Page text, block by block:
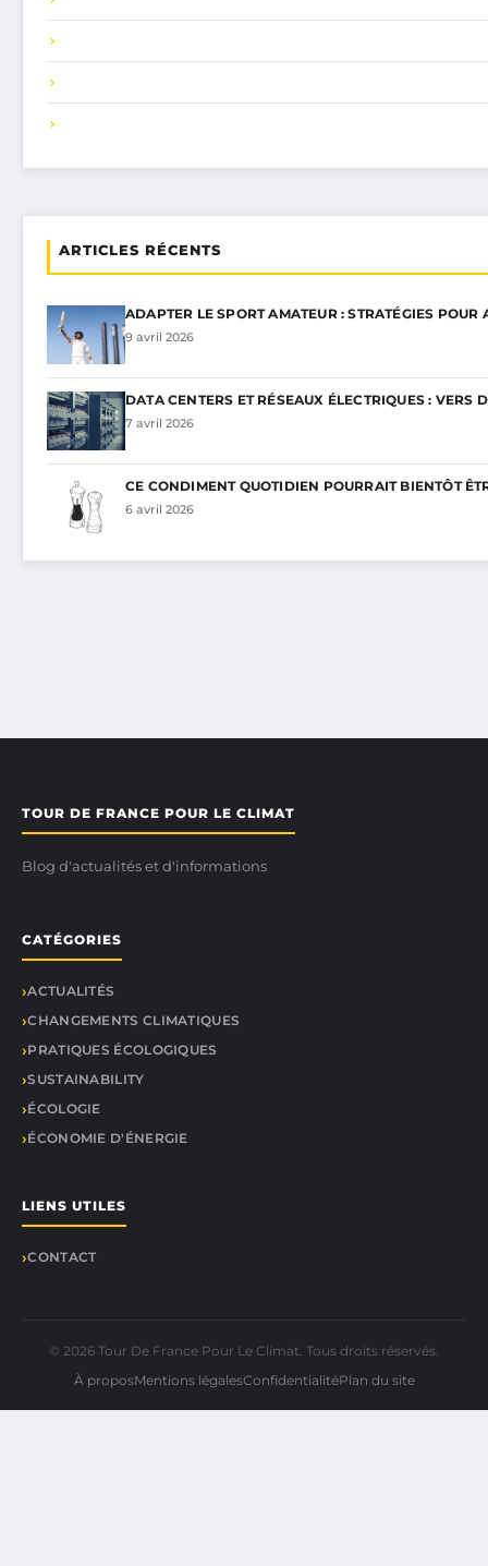
ARTICLES RÉCENTS
ADAPTER LE SPORT AMATEUR : STRATÉGIES POUR
9 avril 2026
DATA CENTERS ET RÉSEAUX ÉLECTRIQUES : VERS
7 avril 2026
CE CONDIMENT QUOTIDIEN POURRAIT BIENTÔT
6 avril 2026
TOUR DE FRANCE POUR LE CLIMAT
Blog d'actualités et d'informations
CATÉGORIES
ACTUALITÉS
CHANGEMENTS CLIMATIQUES
PRATIQUES ÉCOLOGIQUES
SUSTAINABILITY
ÉCOLOGIE
ÉCONOMIE D'ÉNERGIE
LIENS UTILES
CONTACT
© 2026 Tour De France Pour Le Climat. Tous droits réservés.
À proposMentions légalesConfidentialitéPlan du site